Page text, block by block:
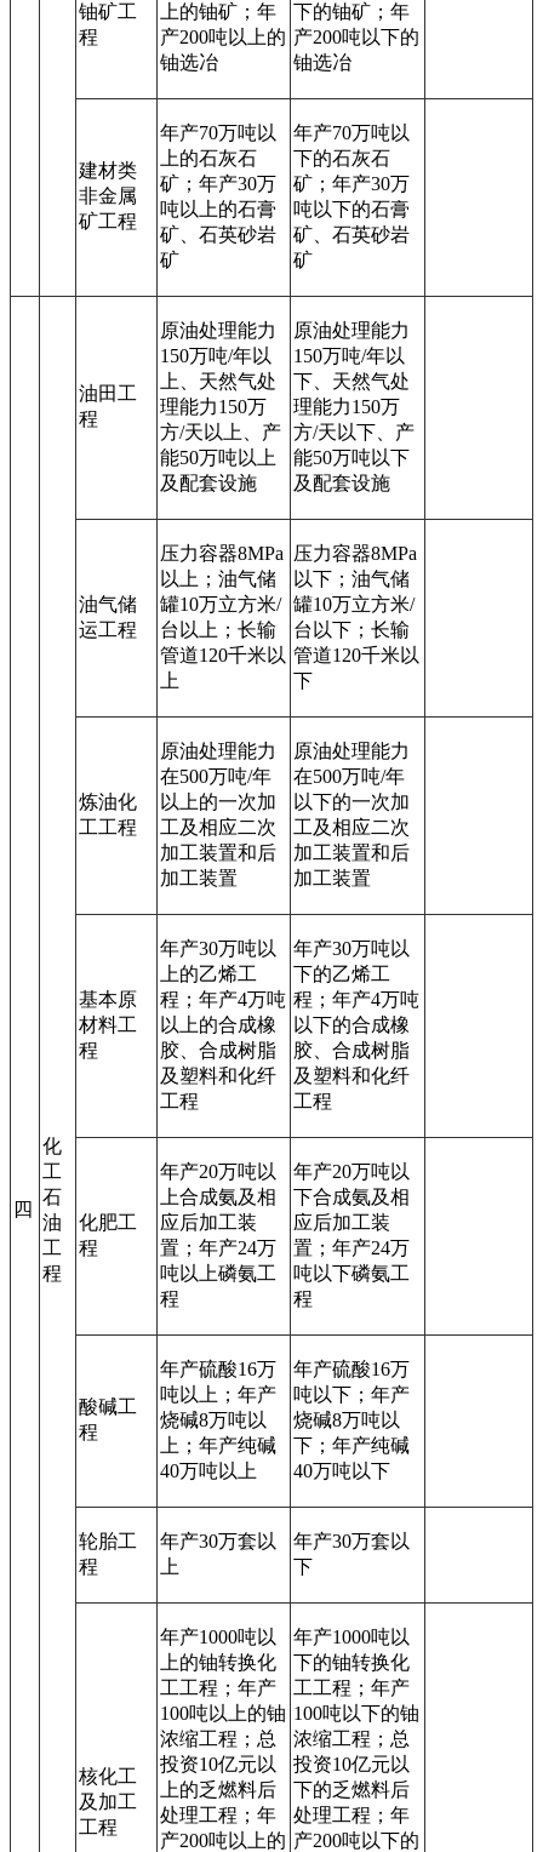
铀矿工
程
上的铀矿；年
产200吨以上的
铀选冶
下的铀矿；年
产200吨以下的
铀选冶
建材类
非金属
矿工程
年产70万吨以
上的石灰石
矿；年产30万
吨以上的石膏
矿、石英砂岩
矿
年产70万吨以
下的石灰石
矿；年产30万
吨以下的石膏
矿、石英砂岩
矿
四
化
工
石
油
工
程
油田工
程
原油处理能力
150万吨/年以
上、天然气处
理能力150万
方/天以上、产
能50万吨以上
及配套设施
原油处理能力
150万吨/年以
下、天然气处
理能力150万
方/天以下、产
能50万吨以下
及配套设施
油气储
运工程
压力容器8MPa
以上；油气储
罐10万立方米/
台以上；长输
管道120千米以
上
压力容器8MPa
以下；油气储
罐10万立方米/
台以下；长输
管道120千米以
下
炼油化
工工程
原油处理能力
在500万吨/年
以上的一次加
工及相应二次
加工装置和后
加工装置
原油处理能力
在500万吨/年
以下的一次加
工及相应二次
加工装置和后
加工装置
基本原
材料工
程
年产30万吨以
上的乙烯工
程；年产4万吨
以上的合成橡
胶、合成树脂
及塑料和化纤
工程
年产30万吨以
下的乙烯工
程；年产4万吨
以下的合成橡
胶、合成树脂
及塑料和化纤
工程
化肥工
程
年产20万吨以
上合成氨及相
应后加工装
置；年产24万
吨以上磷氨工
程
年产20万吨以
下合成氨及相
应后加工装
置；年产24万
吨以下磷氨工
程
酸碱工
程
年产硫酸16万
吨以上；年产
烧碱8万吨以
上；年产纯碱
40万吨以上
年产硫酸16万
吨以下；年产
烧碱8万吨以
下；年产纯碱
40万吨以下
轮胎工
程
年产30万套以
上
年产30万套以
下
核化工
及加工
工程
年产1000吨以
上的铀转换化
工工程；年产
100吨以上的铀
浓缩工程；总
投资10亿元以
上的乏燃料后
处理工程；年
产200吨以上的
年产1000吨以
下的铀转换化
工工程；年产
100吨以下的铀
浓缩工程；总
投资10亿元以
下的乏燃料后
处理工程；年
产200吨以下的